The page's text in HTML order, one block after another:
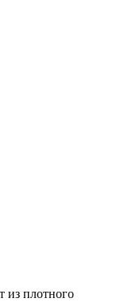
из плотного